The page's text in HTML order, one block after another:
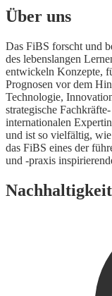
Über uns
Das FiBS forscht und
des lebenslangen
entwickeln Konzepte,
Prognosen vor dem
Technologie,
strategische
internationalen
und ist so vielfältig,
das FiBS eines der
und -praxis